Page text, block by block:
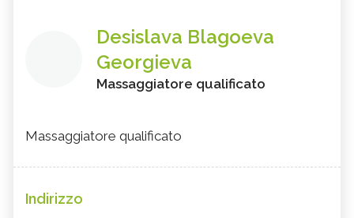
Desislava Blagoeva
Georgieva
Massaggiatore qualificato
Massaggiatore qualificato
Indirizzo